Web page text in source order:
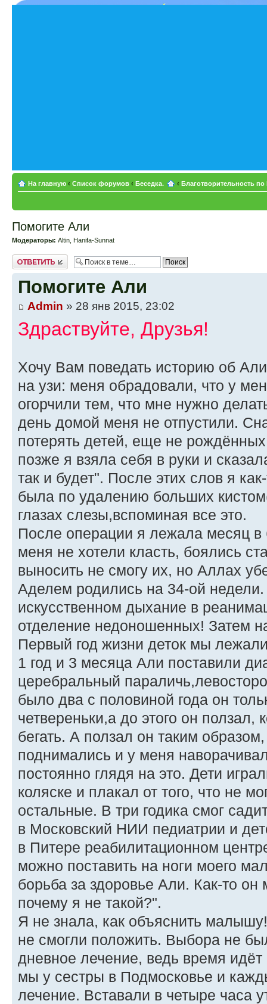
На главную ‹ Список форумов ‹ Беседка. ‹ Благотворительность
Помогите Али
Модераторы: Altin Hanifa-Sunnat
Ответить
Помогите Али
Admin » 28 янв 2015, 23:02
Здраствуйте, Друзья!
Хочу Вам поведать историю об
на узи: меня обрадовали, что у
огорчили тем, что мне нужно
день домой меня не отпустили.
потерять детей, еще не
позже я взяла себя в руки и
так и будет". После этих слов я
была по удалению больших
глазах слезы,вспоминая все это.
После операции я лежала месяц
меня не хотели класть, боялись
выносить не смогу их, но Аллах
Аделем родились на 34-ой
искусственном дыхание в
отделение недоношенных! Затем
Первый год жизни деток мы
1 год и 3 месяца Али поставили
церебральный
было два с половиной года он
четвереньки,а до этого он ползал,
бегать. А ползал он таким
поднимались и у меня
постоянно глядя на это. Дети
коляске и плакал от того, что не
остальные. В три годика смог
в Московский НИИ педиатрии и
в Питере реабилитационном
можно поставить на ноги моего
борьба за здоровье Али. Как-то
почему я не такой?".
Я не знала, как объяснить
не смогли положить. Выбора не
дневное лечение, ведь время
мы у сестры в Подмосковье и
лечение. Вставали в четыре часа